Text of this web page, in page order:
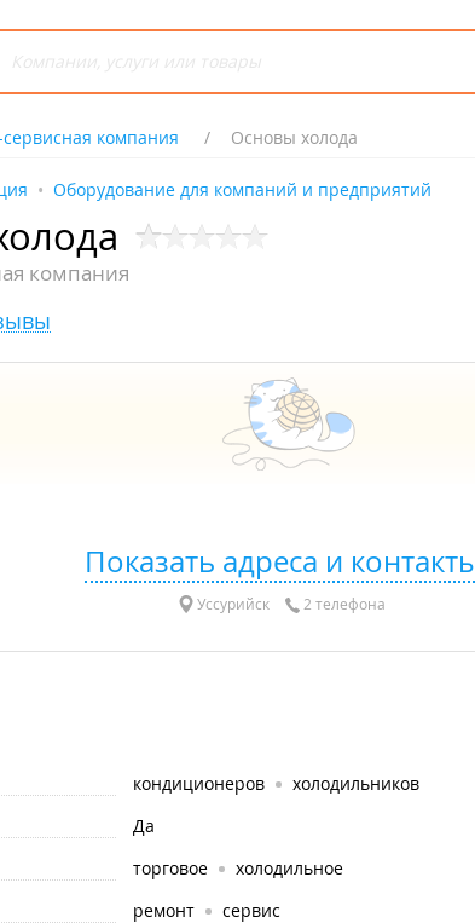
сервисная компания Основы холода
Оборудование для компаний и предприятий
компания
Показать адреса и
Уссурийск 2 телефона
кондиционеров
холодильников
Да
торговое
холодильное
ремонт
сервис